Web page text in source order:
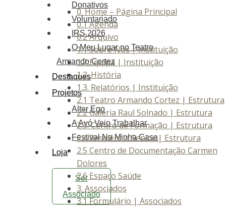
Donativos
Voluntariado
IRS 2026
O Meu Lugar no Teatro
Armando Cortez
Destaques
Projetos
Alter Ego
A Avó Veio Trabalhar
Festival Na Minha Casa
Loja
Ser
Associado
0. Home – Página Principal
0.1 Agenda
0.2 Arquivo
1.1 Sobre Nós | Instituição
1.2 Equipa | Instituição
1.2. História
1.3. Relatórios | Instituição
2.1 Teatro Armando Cortez | Estrutura
2.2 Galeria Raul Solnado | Estrutura
2.3. Centro de Formação | Estrutura
2.4 Residência Senior | Estrutura
2.5 Centro de Documentação Carmen
Dolores
2.6 Espaço Saúde
3. Associados
3.1 Formulário | Associados